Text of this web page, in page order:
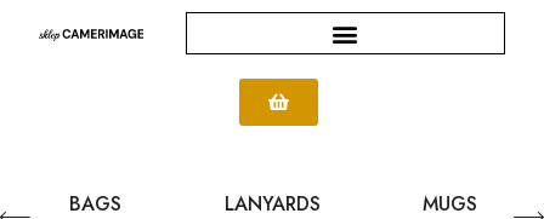
BAGS LANYARDS MUGS